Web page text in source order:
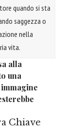
quando si sta
saggezza o
nella
vita.
alla
una
Chiave